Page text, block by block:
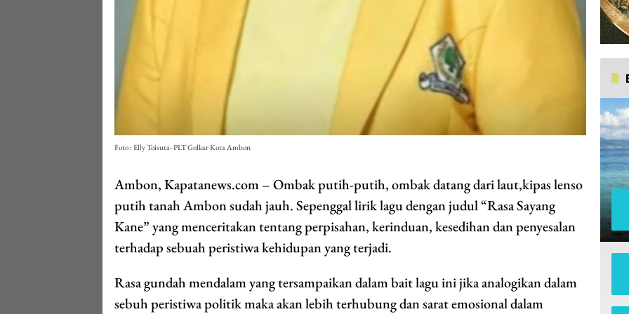
Foto : Elly Toisuta- PLT Golkar Kota Ambon
Ambon, Kapatanews.com – Ombak putih-putih, ombak datang dari laut,kipas lenso
putih tanah Ambon sudah jauh. Sepenggal lirik lagu dengan judul “Rasa Sayang
Kane” yang menceritakan tentang perpisahan, kerinduan, kesedihan dan penyesalan
terhadap sebuah peristiwa kehidupan yang terjadi.
Rasa gundah mendalam yang tersampaikan dalam bait lagu ini jika analogikan dalam
sebuh peristiwa politik maka akan lebih terhubung dan sarat emosional dalam